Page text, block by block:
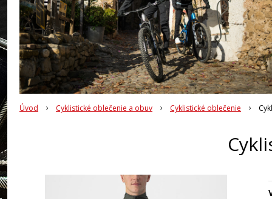
Úvod Cyklistické oblečenie a obuv Cyklistické oblečenie